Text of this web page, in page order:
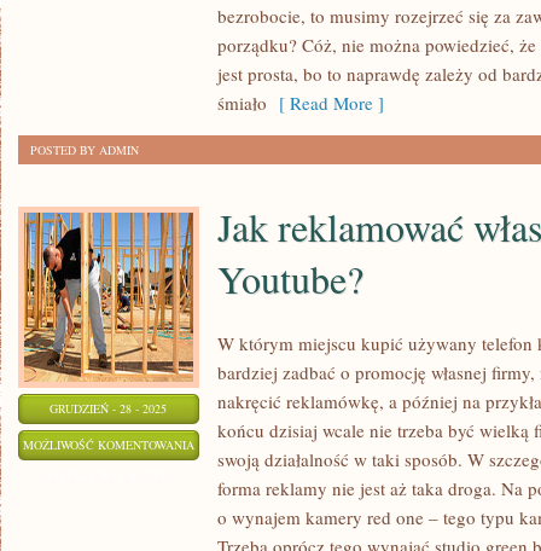
MOŻLIWOŚĆ
POWIĘKSZYĆ
WYDAJNOŚĆ
SWOJEJ
FIRMIE?
bezrobocie, to musimy rozejrzeć się za
porządku? Cóż, nie można powiedzieć,
jest prosta, bo to naprawdę zależy od
śmiało [ Read More ]
POSTED BY ADMIN
GRUDZIEŃ - 28 - 2025
MOŻLIWOŚĆ KOMENTOWANIA
REKLAMOWAĆ
Jak reklamować
Youtube?
W którym miejscu kupić używany telefon
bardziej zadbać o promocję własnej
nakręcić reklamówkę, a później na
końcu dzisiaj wcale nie trzeba być wielką
swoją działalność w taki sposób. W
forma reklamy nie jest aż taka droga. Na
o wynajem kamery red one – tego typu
Trzeba oprócz tego wynająć studio green